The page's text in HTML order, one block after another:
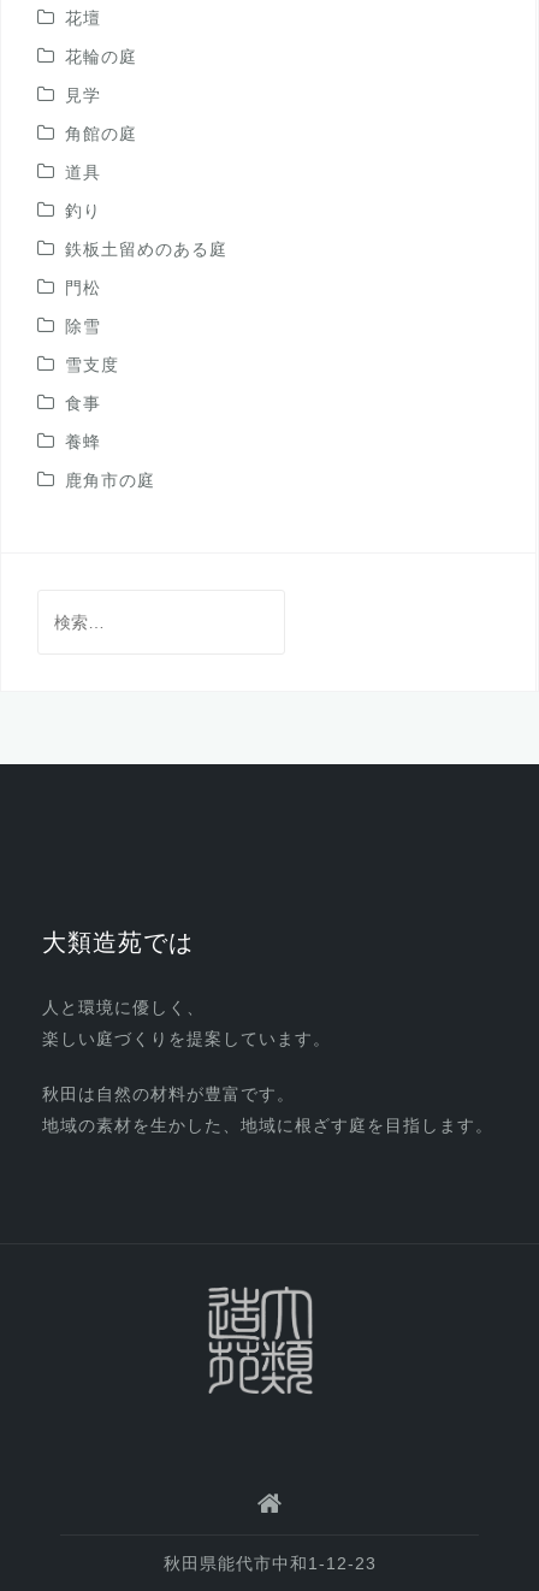
花壇
花輪の庭
見学
角館の庭
道具
釣り
鉄板土留めのある庭
門松
除雪
雪支度
食事
養蜂
鹿角市の庭
索:
大類造苑では
人と環境に優しく、
楽しい庭づくりを提案しています。
秋田は自然の材料が豊富です。
地域の素材を生かした、地域に根ざす庭を目指します。
秋田県能代市中和1-12-23